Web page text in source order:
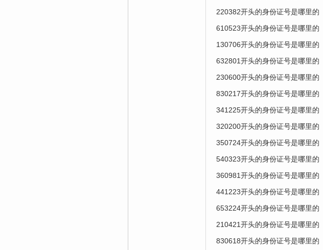
220382开头的身份证号是哪里的
610523开头的身份证号是哪里的
130706开头的身份证号是哪里的
632801开头的身份证号是哪里的
230600开头的身份证号是哪里的
830217开头的身份证号是哪里的
341225开头的身份证号是哪里的
320200开头的身份证号是哪里的
350724开头的身份证号是哪里的
540323开头的身份证号是哪里的
360981开头的身份证号是哪里的
441223开头的身份证号是哪里的
653224开头的身份证号是哪里的
210421开头的身份证号是哪里的
830618开头的身份证号是哪里的